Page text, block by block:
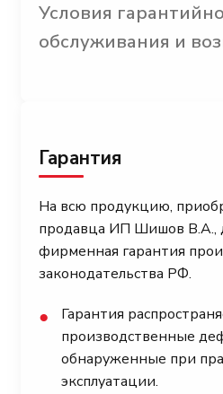
Условия
обслуживания и
Гарантия
На всю продукцию,
продавца ИП Шишов В.А.,
фирменная гарантия
законодательства РФ.
●
Гарантия
производственные
обнаруженные при
эксплуатации.